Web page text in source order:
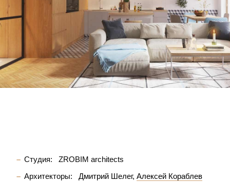
Студия:
ZROBIM architects
Архитекторы:
Дмитрий Шелег Алексей Кораблев